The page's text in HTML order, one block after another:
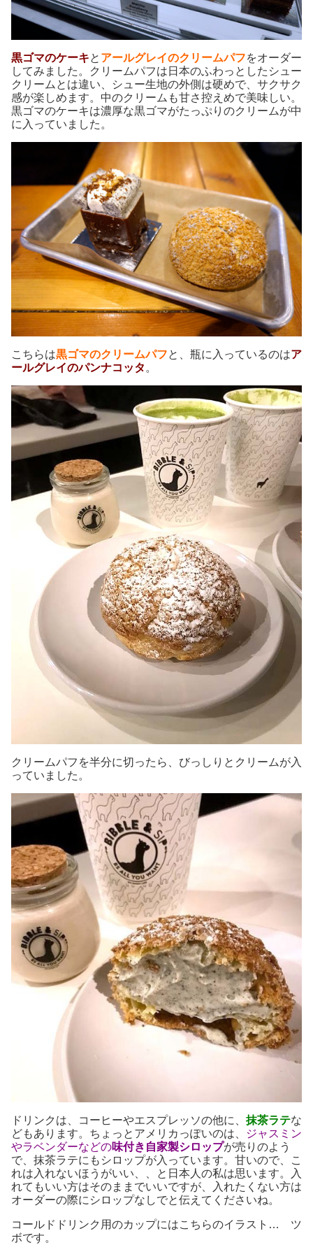
黒ゴマのケーキと アールグレイのクリームパフをオーダー
してみました。クリームパフは日本のふわっとしたシュー
クリームとは違い、シュー生地の外側は硬めで、サクサク
感が楽しめます。中のクリームも甘さ控えめで美味しい。
黒ゴマのケーキは濃厚な黒ゴマがたっぷりのクリームが中
に入っていました。
こちらは黒ゴマのクリームパフと、瓶に入っているのはア
ールグレイのパンナコッタ 。
クリームパフを半分に切ったら、びっしりとクリームが入
っていました。
ドリンクは、コーヒーやエスプレッソの他に、 抹茶ラテな
どもあります。ちょっとアメリカっぽいのは、
ジャスミン
やラベンダーなどの味付き自家製シロップが売りのよう
で、抹茶ラテにもシロップが入っています。甘いので、こ
れは入れないほうがいい、、と日本人の私は思います。入
れてもいい方はそのままでいいですが、入れたくない方は
オーダーの際にシロップなしでと伝えてくださいね。
コールドドリンク用のカップにはこちらのイラスト… ツ
ボです。